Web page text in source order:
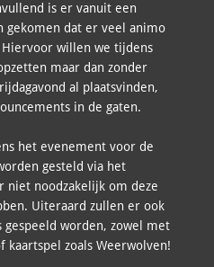
is er vanuit een
gekomen dat er veel animo
willen we tijdens
maar dan zonder
al plaatsvinden,
in de gaten.
het evenement voor de
gesteld via het
noodzakelijk om deze
Uiteraard zullen er ook
gespeeld worden, zowel met
kaartspel zoals Weerwolven!